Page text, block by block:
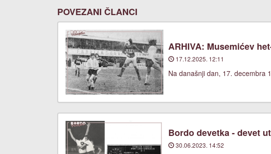
POVEZANI ČLANCI
ARHIVA: Musemićev
17.12.2025. 12:11
Na današnji dan, 17. decembra
Bordo devetka - devet
30.06.2023. 14:52